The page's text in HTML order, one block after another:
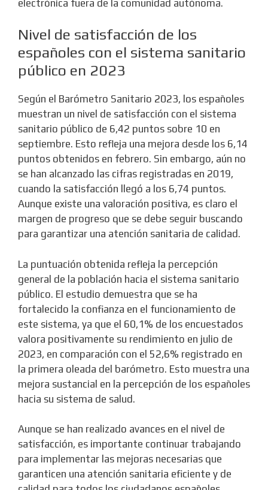
electrónica fuera de la comunidad autónoma.
Nivel de satisfacción de los
españoles con el sistema sanitario
público en 2023
Según el Barómetro Sanitario 2023, los españoles
muestran un nivel de satisfacción con el sistema
sanitario público de 6,42 puntos sobre 10 en
septiembre. Esto refleja una mejora desde los 6,14
puntos obtenidos en febrero. Sin embargo, aún no
se han alcanzado las cifras registradas en 2019,
cuando la satisfacción llegó a los 6,74 puntos.
Aunque existe una valoración positiva, es claro el
margen de progreso que se debe seguir buscando
para garantizar una atención sanitaria de calidad.
La puntuación obtenida refleja la percepción
general de la población hacia el sistema sanitario
público. El estudio demuestra que se ha
fortalecido la confianza en el funcionamiento de
este sistema, ya que el 60,1% de los encuestados
valora positivamente su rendimiento en julio de
2023, en comparación con el 52,6% registrado en
la primera oleada del barómetro. Esto muestra una
mejora sustancial en la percepción de los españoles
hacia su sistema de salud.
Aunque se han realizado avances en el nivel de
satisfacción, es importante continuar trabajando
para implementar las mejoras necesarias que
garanticen una atención sanitaria eficiente y de